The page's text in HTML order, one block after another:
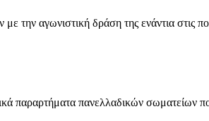
αγωνιστική δράση της ενάντια στις
παραρτήματα πανελλαδικών σωματείων